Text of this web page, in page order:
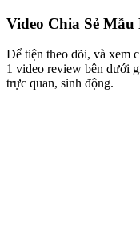
Video Chia Sẻ
Để tiện theo dõi, và xem
1 video review bên dưới
trực quan, sinh động.